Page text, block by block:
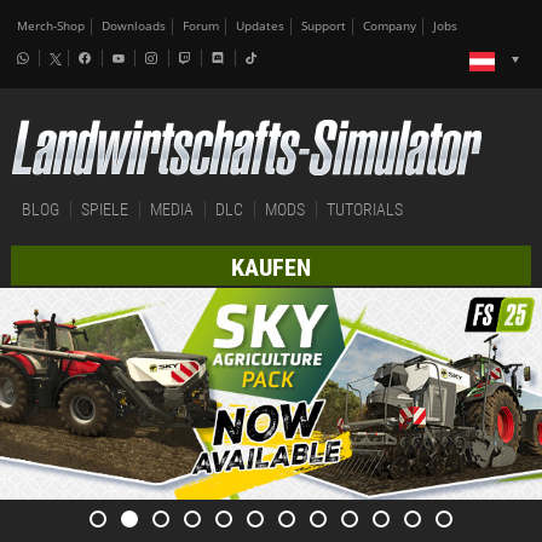
Merch-Shop Downloads Forum Updates Support Company Jobs
BLOG SPIELE MEDIA DLC MODS TUTORIALS
KAUFEN